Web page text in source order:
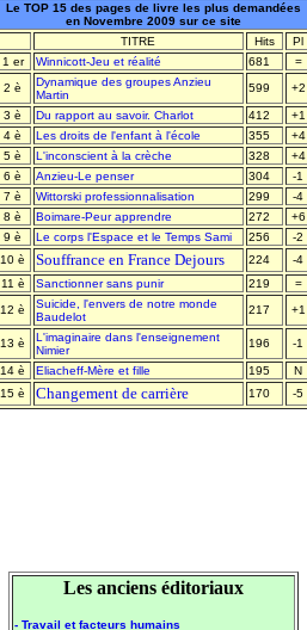
Le TOP 15 des pages de livre les plus demandées
en Novembre 2009 sur ce site
TITRE
Hits
Pl
1 er
Winnicott-Jeu et réalité 681
=
2 è
Dynamique des groupes Anzieu
Martin
599 +2
3 è Du rapport au savoir. Charlot 412
+1
4 è
Les droits de l'enfant à l'école 355
+4
5 è
L'inconscient à la crèche 328
+4
6 è
Anzieu-Le penser 304
-1
7 è
Wittorski professionnalisation 299
-4
8 è
Boimare-Peur apprendre 272
+6
9 è
Le corps l'Espace et le Temps Sami 256
-2
10 è
Souffrance en France Dejours 224
-4
11 è
Sanctionner sans punir 219
=
12 è
Suicide, l'envers de notre monde
Baudelot
217 +1
13 è
L'imaginaire dans l'enseignement
Nimier
196 -1
14 è Eliacheff-Mère et fille 195
N
15 è
Changement de carrière 170 -5
Les anciens éditoriaux
- Travail et facteurs humains